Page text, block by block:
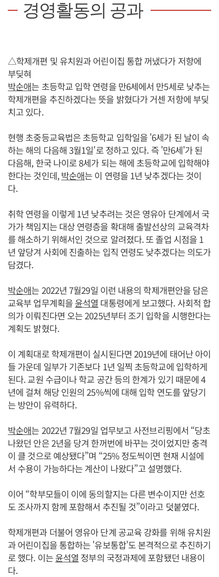
경영활동의 공과
△학제개편 및 유치원과 어린이집 통합 꺼냈다가 저항에
부딪혀
박순애는 초등학교 입학 연령을 만6세에서 만5세로 낮추는
학제개편을 추진하겠다는 뜻을 밝혔다가 거센 저항에 부딪
치고 있다.
현행 초중등교육법은 초등학교 입학일을 '6세가 된 날이 속
하는 해의 다음해 3월1일'로 정하고 있다. 즉 '만6세'가 된
다음해, 한국 나이로 8세가 되는 해에 초등학교에 입학해야
한다는 것인데,박순애는 이 연령을 1년 낮추겠다는 것이
다.
취학 연령을 이렇게 1년 낮추려는 것은 영유아 단계에서 국
가가 책임지는 대상 연령층을 확대해 출발선상의 교육격차
를 해소하기 위해서인 것으로 알려졌다. 또 졸업 시점을 1
년 앞당겨 사회에 진출하는 입직 연령도 낮추겠다는 의도가
담겼다.
박순애는 2022년 7월29일 이런 내용의 학제개편안을 담은
교육부 업무계획을윤석열 대통령에게 보고했다. 사회적 합
의가 이뤄진다면 오는 2025년부터 조기 입학을 시행한다는
계획도 밝혔다.
이 계획대로 학제개편이 실시된다면 2019년에 태어난 아이
들 가운데 일부가 기존보다 1년 일찍 초등학교에 입학하게
된다. 교원 수급이나 학교 공간 등의 한계가 있기 때문에 4
년에 걸쳐 해당 인원의 25%씩에 대해 입학 연도를 앞당기
는 방안이 유력하다.
박순애는 2022년 7월29일 업무보고 사전브리핑에서 “당초
나왔던 안은 2년을 당겨 한꺼번에 바꾸는 것이었지만 충격
이 클 것으로 예상됐다”며 “25% 정도씩이면 현재 시설에
서 수용이 가능하다는 계산이 나왔다”고 설명했다.
이어 “학부모들이 이에 동의할지는 다른 변수이지만 선호
도 조사까지 함께 포함해서 추진될 것”이라고 덧붙였다.
학제개편과 더불어 영유아 단계 공교육 강화를 위해 유치원
과 어린이집을 통합하는 '유보통합'도 본격적으로 추진하기
로 했다. 이는윤석열 정부의 국정과제에 포함됐던 내용이
다.